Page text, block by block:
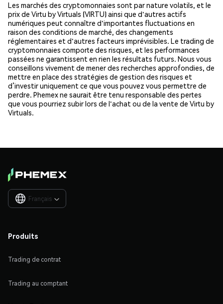
Les marchés des cryptomonnaies sont par nature volatils, et le
prix de Virtu by Virtuals (VIRTU) ainsi que d'autres actifs
numériques peut connaître d'importantes fluctuations en
raison des conditions de marché, des changements
réglementaires et d'autres facteurs imprévisibles. Le trading de
cryptomonnaies comporte des risques, et les performances
passées ne garantissent en rien les résultats futurs. Nous vous
conseillons vivement de mener des recherches approfondies, de
mettre en place des stratégies de gestion des risques et
d’investir uniquement ce que vous pouvez vous permettre de
perdre. Phemex ne saurait être tenu responsable des pertes
que vous pourriez subir lors de l'achat ou de la vente de Virtu by
Virtuals.
Français 
Produits
Trading de contrat
Trading au comptant